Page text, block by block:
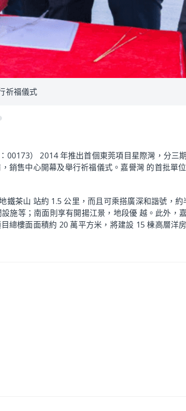
祈福儀式
00173） 2014 年推出首個東莞項目星際灣，分三
銷售中心開幕及舉行祈福儀式。嘉譽灣 的首批單
茶山 站約 1.5 公里，而且可乘搭廣深和諧號，約
施等；南面則享有開揚江景，地段優 越。此外，
總樓面面積約 20 萬平方米，將建設 15 棟高層洋